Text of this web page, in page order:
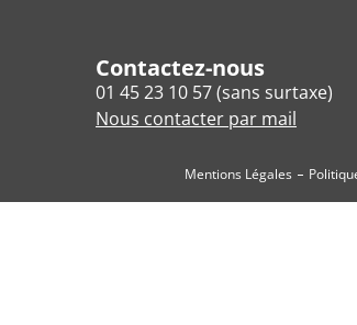
Contactez-nous
01 45 23 10 57 (sans surtaxe)
Nous contacter par mail
Mentions Légales